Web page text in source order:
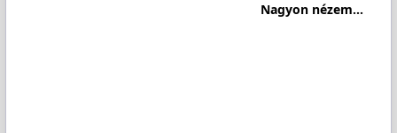
Nagyon nézem...